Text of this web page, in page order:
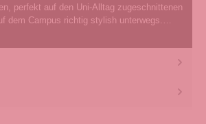
perfekt auf den Uni-Alltag zugeschnittenen
dem Campus richtig stylish unterwegs.…